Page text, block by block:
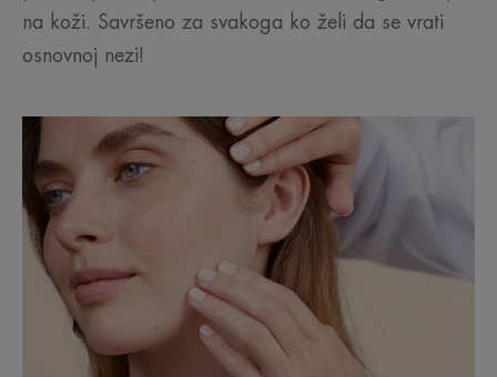
na koži. Savršeno za svakoga ko želi da se vrati
osnovnoj nezi!